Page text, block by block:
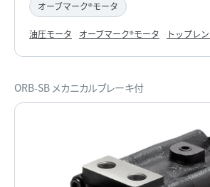
オーブマーク®モータ
油圧モータ オーブマーク®モータ トップレ
ORB-SB メカニカルブレーキ付